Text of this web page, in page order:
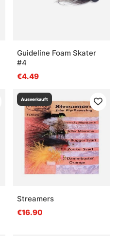
Guideline Foam Skater
#4
€4.49
Ausverkauft
Streamers
€16.90